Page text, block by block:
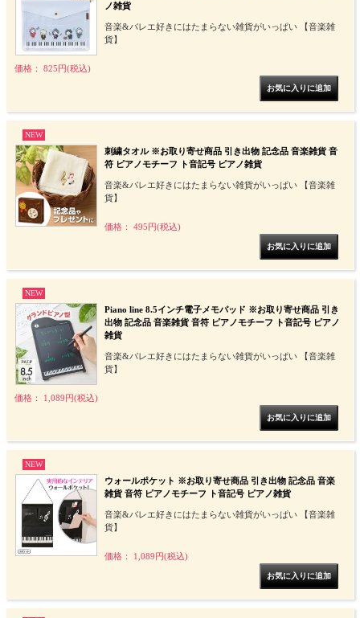
ノ雑貨
音楽&バレエ好きにはたまらない雑貨がいっぱい 【音楽雑
貨】
価格： 825円(税込)
NEW
刺繍タオル ※お取り寄せ商品 引き出物 記念品 音楽雑貨 音
符 ピアノモチーフ ト音記号 ピアノ雑貨
音楽&バレエ好きにはたまらない雑貨がいっぱい 【音楽雑
貨】
価格： 495円(税込)
NEW
Piano line 8.5インチ電子メモパッド ※お取り寄せ商品 引き
出物 記念品 音楽雑貨 音符 ピアノモチーフ ト音記号 ピアノ
雑貨
音楽&バレエ好きにはたまらない雑貨がいっぱい 【音楽雑
貨】
価格： 1,089円(税込)
NEW
ウォールポケット ※お取り寄せ商品 引き出物 記念品 音楽
雑貨 音符 ピアノモチーフ ト音記号 ピアノ雑貨
音楽&バレエ好きにはたまらない雑貨がいっぱい 【音楽雑
貨】
価格： 1,089円(税込)